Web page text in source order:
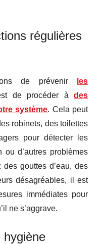
régulières
de prévenir
les
de procéder àdes
système. Cela peut
robinets, des toilettes
pour détecter les
d’autres problèmes
gouttes d’eau, des
désagréables, il est
immédiates pour
ne s’aggrave.
hygiène